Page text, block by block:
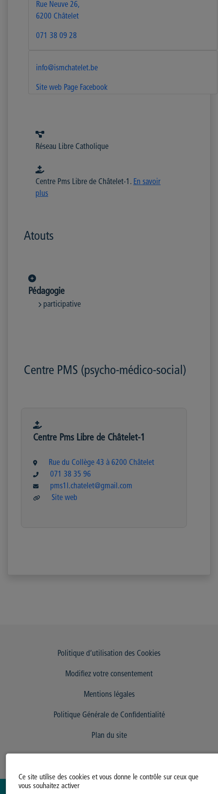
Ce site utilise des cookies et vous donne le contrôle sur ceux que
vous souhaitez activer
Rue Neuve 26,
6200 Châtelet
071 38 09 28
info@ismchatelet.be
Site web Page Facebook
Réseau Libre Catholique
Centre Pms Libre de Châtelet-1. En savoir
plus
Atouts
Pédagogie
participative
Centre PMS (psycho-médico-social)
Centre Pms Libre de Châtelet-1
Rue du Collège 43 à 6200 Châtelet
071 38 35 96
pms1l.chatelet@gmail.com
Site web
Politique d’utilisation des Cookies
Modifiez votre consentement
Mentions légales
Politique Générale de Confidentialité
Plan du site